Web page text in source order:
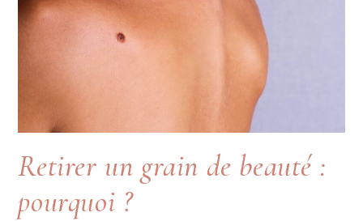
Retirer un grain de beauté :
pourquoi ?